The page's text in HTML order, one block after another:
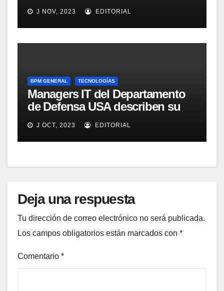
seguimiento y control de
alimentos
J NOV, 2023 EDITORIAL
BPM GENERAL TECNOLOGÍAS
Managers IT del Departamento
de Defensa USA describen su
implementación SOA
J OCT, 2023 EDITORIAL
Deja una respuesta
Tu dirección de correo electrónico no será publicada.
Los campos obligatorios están marcados con *
Comentario *